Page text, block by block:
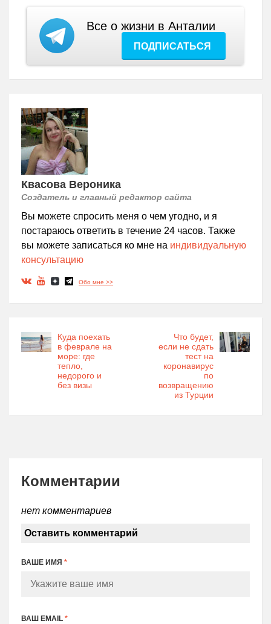
Все о жизни в Анталии
ПОДПИСАТЬСЯ
Квасова Вероника
Создатель и главный редактор сайта
Вы можете спросить меня о чем угодно, и я
постараюсь ответить в течение 24 часов. Также
вы можете записаться ко мне на индивидуальную
консультацию
Обо мне >>
Куда поехать
в феврале на
море: где
тепло,
недорого и
без визы
Что будет,
если не сдать
тест на
коронавирус
по
возвращению
из Турции
Комментарии
нет комментариев
Оставить комментарий
ВАШЕ ИМЯ *
ВАШ EMAIL *